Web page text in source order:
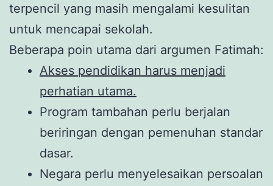
terpencil yang masih mengalami kesulitan
untuk mencapai sekolah.
Beberapa poin utama dari argumen Fatimah:
Akses pendidikan harus menjadi
perhatian utama.
Program tambahan perlu berjalan
beriringan dengan pemenuhan standar
dasar.
Negara perlu menyelesaikan persoalan